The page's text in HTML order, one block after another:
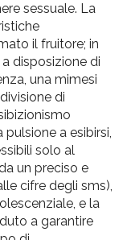
sessuale. La
il fruitore; in
disposizione di
una mimesi
di
a esibirsi,
solo al
un preciso e
cifre degli sms),
e la
a garantire